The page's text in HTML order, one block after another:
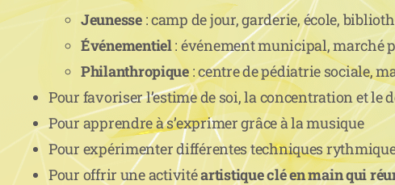
Jeunesse: camp de jour, garderie, école,
Événementiel: événement municipal, marché
Philanthropique: centre de pédiatrie sociale,
Pour favoriser l’estime de soi, la concentration et le
Pour apprendre à s’exprimer grâce à la musique
Pour expérimenter différentes techniques
Pour offrir une activitéartistique clé en main qui